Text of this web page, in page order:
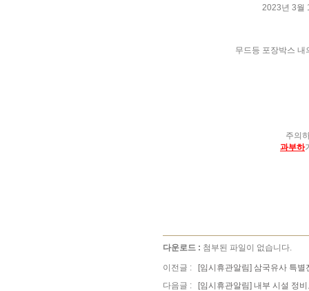
2023년 3월
무드등 포장박스 내
주의
과부하
다운로드 : 첨부된 파일이 없습니다.
이전글 :
[임시휴관알림] 삼국유사 특
다음글 :
[임시휴관알림] 내부 시설 정